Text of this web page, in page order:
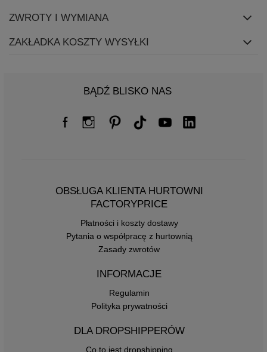
ZWROTY I WYMIANA
ZAKŁADKA KOSZTY WYSYŁKI
BĄDŹ BLISKO NAS
OBSŁUGA KLIENTA HURTOWNI
FACTORYPRICE
Płatności i koszty dostawy
Pytania o współpracę z hurtownią
Zasady zwrotów
INFORMACJE
Regulamin
Polityka prywatności
DLA DROPSHIPPERÓW
Co to jest dropshipping